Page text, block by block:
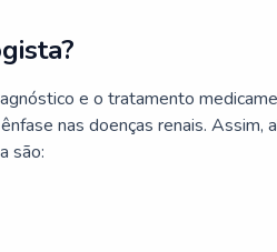
e o tratamento
nas doenças renais. Assim,
são: